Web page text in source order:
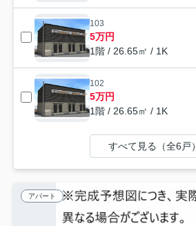
103
5万円
1階 / 26.65㎡ / 1K
102
5万円
1階 / 26.65㎡ / 1K
すべて見る（全6戸）
アパート